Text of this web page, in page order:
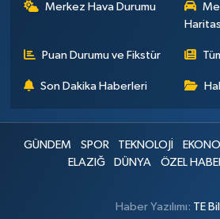
Merkez Hava Durumu
Puan Durumu ve Fikstür
Son Dakika Haberleri
GÜNDEM SPOR TEKNOLOJİ
ELAZIĞ
DÜNYA ÖZEL
Haber Yazılımı: TE